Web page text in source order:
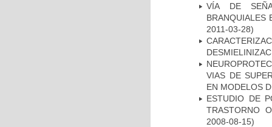
VÍA DE
BRANQUIALES
2011-03-28)
VIAS DE
EN MODELOS
ESTUDIO DE
TRASTORNO
2008-08-15)